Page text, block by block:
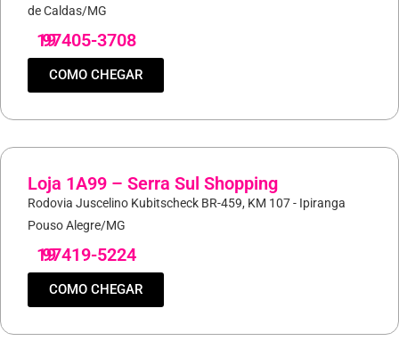
de Caldas/MG
19
97405-3708
COMO CHEGAR
Loja 1A99 – Serra Sul Shopping
Rodovia Juscelino Kubitscheck BR-459, KM 107 - Ipiranga
Pouso Alegre/MG
19
97419-5224
COMO CHEGAR